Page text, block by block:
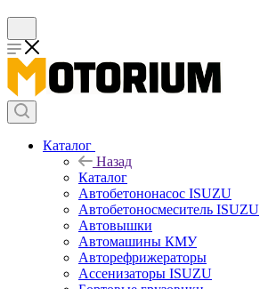
Каталог
Назад
Каталог
Автобетононасос ISUZU
Автобетоносмеситель ISUZU
Автовышки
Автомашины КМУ
Авторефрижераторы
Ассенизаторы ISUZU